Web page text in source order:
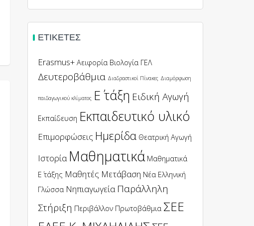
ΕΤΙΚΈΤΕΣ
Erasmus+ Αειφορία Βιολογία ΓΕΛ
Δευτεροβάθμια Διαδραστικοί Πίνακες Διαμόρφωση
παιδαγωγικού κλίματος Ε΄ τάξη Ειδική Αγωγή
Εκπαίδευση Εκπαιδευτικό υλικό
Επιμορφώσεις Ημερίδα Θεατρική Αγωγή
Ιστορία Μαθηματικά Μαθηματικά
Ε΄ τάξης Μαθητές Μετάβαση Νέα Ελληνική
Γλώσσα Νηπιαγωγεία Παράλληλη
Στήριξη Περιβάλλον Πρωτοβάθμια ΣΕΕ